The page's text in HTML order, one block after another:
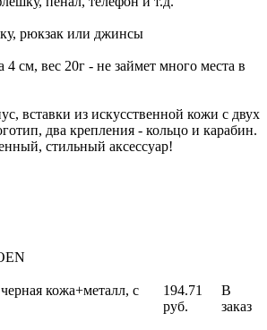
рюкзак или джинсы
см, вес 20г - не займет много места в
вставки из искусственной кожи с двух
два крепления - кольцо и карабин.
стильный аксессуар!
кожа+металл, с
194.71
руб.
В
заказ